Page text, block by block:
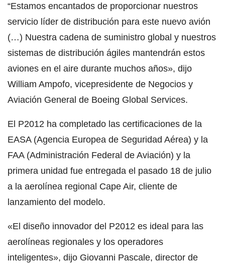
“Estamos encantados de proporcionar nuestros
servicio líder de distribución para este nuevo avión
(…) Nuestra cadena de suministro global y nuestros
sistemas de distribución ágiles mantendrán estos
aviones en el aire durante muchos años», dijo
William Ampofo, vicepresidente de Negocios y
Aviación General de Boeing Global Services.
El P2012 ha completado las certificaciones de la
EASA (Agencia Europea de Seguridad Aérea) y la
FAA (Administración Federal de Aviación) y la
primera unidad fue entregada el pasado 18 de julio
a la aerolínea regional Cape Air, cliente de
lanzamiento del modelo.
«El diseño innovador del P2012 es ideal para las
aerolíneas regionales y los operadores
inteligentes», dijo Giovanni Pascale, director de